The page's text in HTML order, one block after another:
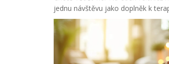
jednu návštěvu jako doplněk k